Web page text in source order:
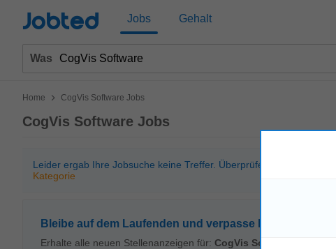
Jobted Jobs Gehalt
Was
Home > CogVis Software Jobs
CogVis Software Jobs
Leider ergab Ihre Jobsuche keine Treffer. Überprüfen Sie bitte die
Kategorie
Bleibe auf dem Laufenden und verpasse kein
Erhalte alle neuen Stellenanzeigen für: CogVis Software